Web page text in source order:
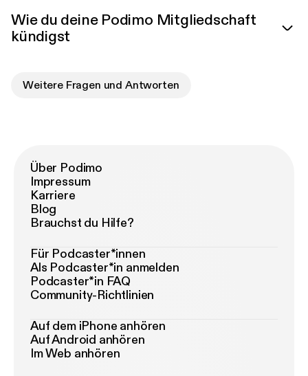
Wie du deine Podimo Mitgliedschaft
kündigst
Weitere Fragen und Antworten
Über Podimo
Impressum
Karriere
Blog
Brauchst du Hilfe?
Für Podcaster*innen
Als Podcaster*in anmelden
Podcaster*in FAQ
Community-Richtlinien
Auf dem iPhone anhören
Auf Android anhören
Im Web anhören